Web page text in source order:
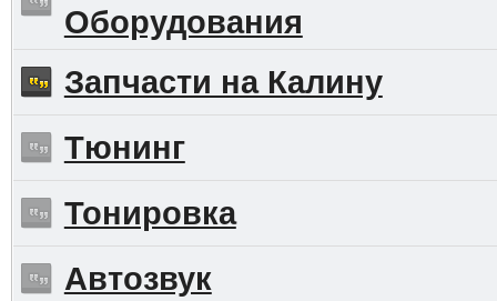
Оборудования
Запчасти на Калину
Тюнинг
Тонировка
Автозвук